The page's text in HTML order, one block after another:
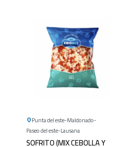
Punta del este Maldonado
Paseo del este Lausana
SOFRITO (MIX CEBOLLA Y